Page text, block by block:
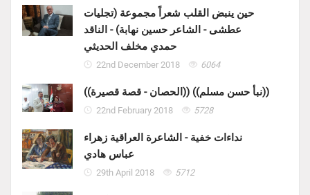
حين ينبض القلب شعراً مجموعة (تجليات
عطشى - الشاعر حسين نهابة) - الناقد
حمدي مخلف الحديثي
22nd December 2018 6064
((الحصان - قصة قصيرة)) ((نبأ حسن مسلم))
22nd February 2018 5728
نداءات خفية - الشاعرة العراقية زهراء
عباس هادي
29th April 2018 5712